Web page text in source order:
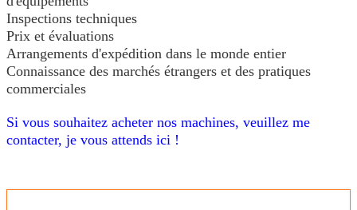
Inspections techniques
Prix et évaluations
Arrangements d'expédition dans le monde entier
Connaissance des marchés étrangers et des pratiques
commerciales
Si vous souhaitez acheter nos machines, veuillez me
contacter, je vous attends ici !